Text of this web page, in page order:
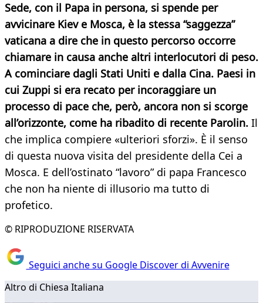
Sede, con il Papa in persona, si spende per
avvicinare Kiev e Mosca, è la stessa “saggezza”
vaticana a dire che in questo percorso occorre
chiamare in causa anche altri interlocutori di peso.
A cominciare dagli Stati Uniti e dalla Cina. Paesi in
cui Zuppi si era recato per incoraggiare un
processo di pace che, però, ancora non si scorge
all’orizzonte, come ha ribadito di recente Parolin. Il
che implica compiere «ulteriori sforzi». È il senso
di questa nuova visita del presidente della Cei a
Mosca. E dell’ostinato “lavoro” di papa Francesco
che non ha niente di illusorio ma tutto di
profetico.
© RIPRODUZIONE RISERVATA
Seguici anche su Google Discover di Avvenire
Altro di Chiesa Italiana